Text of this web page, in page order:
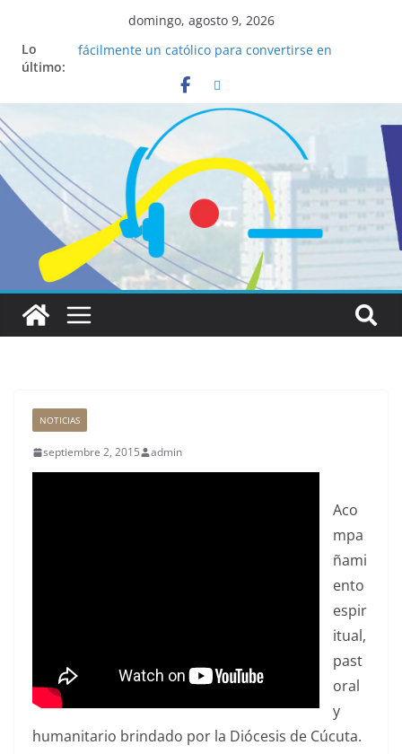
domingo, agosto 9, 2026
Lo
último:
La ciencia desvela los 5 secretos que tiene
fácilmente un católico para convertirse en
Pop Up Market atrae a cientos de visitantes y
dinamiza la economía local
Salud mental a la mesa: la importancia de
hablarlo en familia
Lo que tienen en común la nueva Película Toy
Story 5 y el Papa León XIV
Realizadores de Vox Dei fortalecen su identidad
institucional y habilidades en comunicación
visual
NOTICIAS
septiembre 2, 2015 admin
Aco
mpa
ñami
ento
espir
itual,
past
oral
y
humanitario brindado por la Diócesis de Cúcuta.